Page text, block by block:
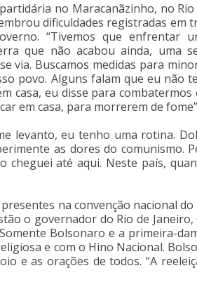
no Maracanãzinho, no Rio
dificuldades registradas em
“Tivemos que enfrentar
que não acabou ainda, uma
via. Buscamos medidas para
povo. Alguns falam que eu não
casa, eu disse para
em casa, para morrerem de
levanto, eu tenho uma rotina.
as dores do comunismo.
cheguei até aqui. Neste país,
na convenção nacional
o governador do Rio de
Bolsonaro e a primeira-
e com o Hino Nacional.
e as orações de todos. “A